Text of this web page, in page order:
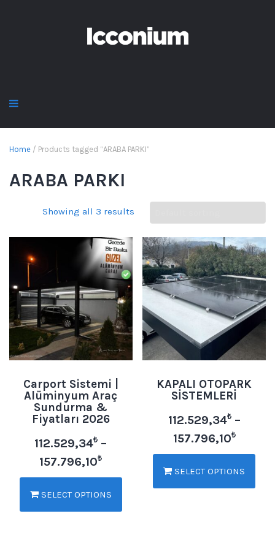
Home / Products tagged “ARABA PARKI”
ARABA PARKI
Showing all 3 results
Carport Sistemi |
Alüminyum Araç
Sundurma &
Fiyatları 2026
112.529,34₺ –
157.796,10₺
SELECT OPTIONS
KAPALI OTOPARK
SİSTEMLERİ
112.529,34₺ –
157.796,10₺
SELECT OPTIONS